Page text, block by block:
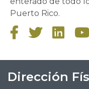
Puerto Rico.
   
Dirección